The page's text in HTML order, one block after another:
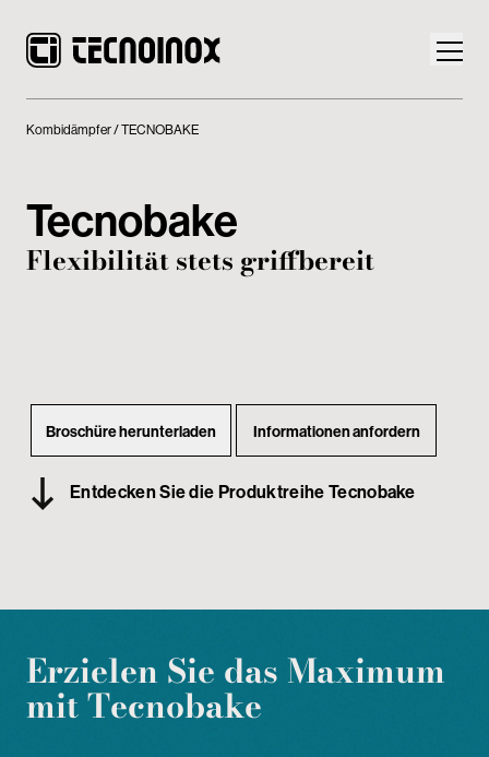
Produkte
Download
Kontakt
Passwortgeschützter Bereich
Kombidämpfer TECNOBAKE
Tecnobake
Flexibilität stets griffbereit
Entdecken Sie die Produktreihe Tecnobake
Broschüre herunterladen Informationen anfordern
Erzielen Sie das Maximum
mitTecnobake